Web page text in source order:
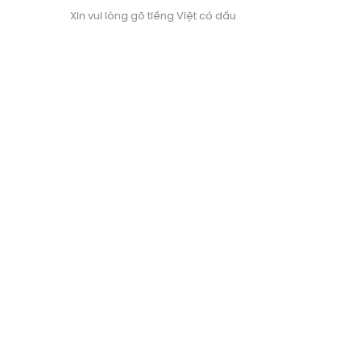
Xin vui lòng gõ tiếng Việt có dấu